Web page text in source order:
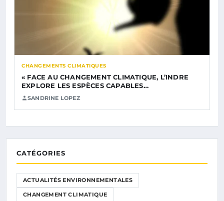
CHANGEMENTS CLIMATIQUES
« FACE AU CHANGEMENT CLIMATIQUE, L’INDRE
EXPLORE LES ESPÈCES CAPABLES…
SANDRINE LOPEZ
CATÉGORIES
ACTUALITÉS ENVIRONNEMENTALES
CHANGEMENT CLIMATIQUE